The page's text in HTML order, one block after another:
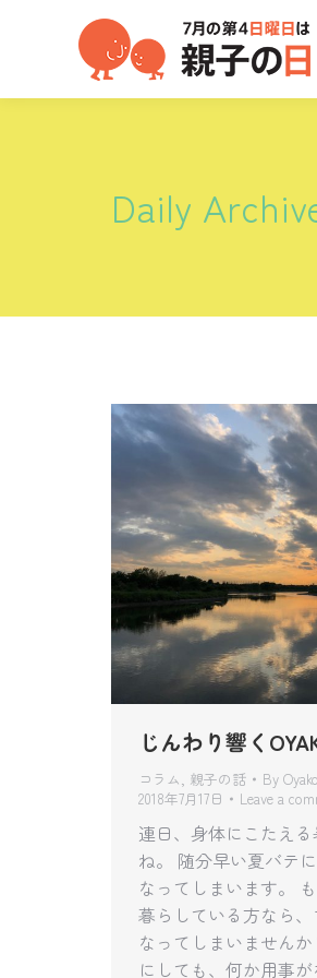
Daily
じんわり響く
コラム 親子の話 By
2018年7月17日
Leave a
連日、身体にこたえ
ね。 随分早い夏バテ
なってしまいます。
暮らしている方なら
なってしまいません
にしても、何か用事